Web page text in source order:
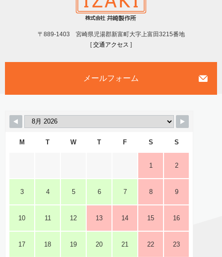
〒889-1403 宮崎県児湯郡新富町大字上富田3215番地
[交通アクセス ]
メールフォーム
M T W T F S S
1 2
3 4 5 6 7 8 9
10 11 12 13 14 15 16
17 18 19 20 21 22 23